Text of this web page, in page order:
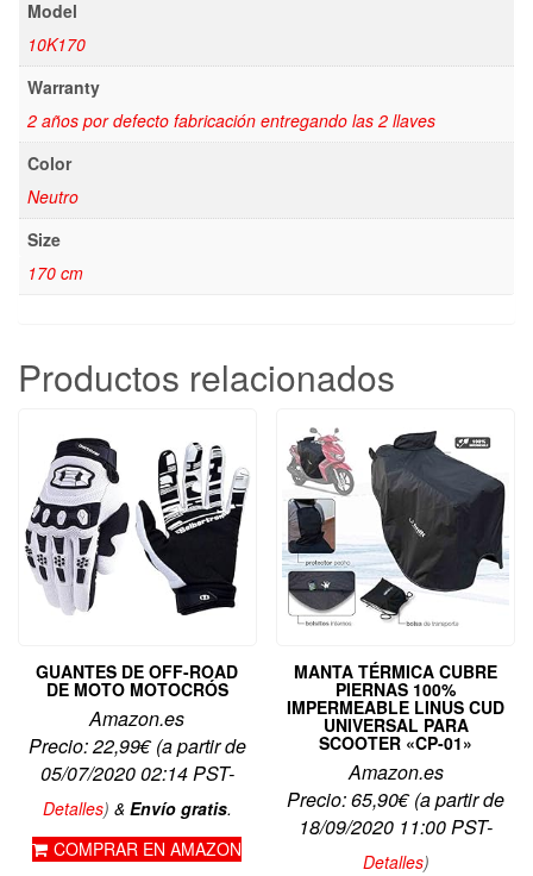
Model
10K170
Warranty
2 años por defecto fabricación entregando las 2 llaves
Color
Neutro
Size
170 cm
Productos relacionados
GUANTES DE OFF-ROAD
DE MOTO MOTOCRÓS
Amazon.es
Precio:22,99€(a partir de
05/07/2020 02:14 PST-
Detalles) & Envío gratis.
COMPRAR EN AMAZON
MANTA TÉRMICA CUBRE
PIERNAS 100%
IMPERMEABLE LINUS CUD
UNIVERSAL PARA
SCOOTER «CP-01»
Amazon.es
Precio:65,90€(a partir de
18/09/2020 11:00 PST-
Detalles)